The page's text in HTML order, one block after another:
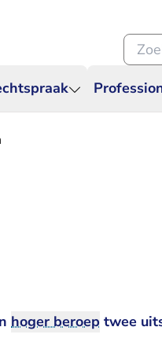
hoger beroep twee